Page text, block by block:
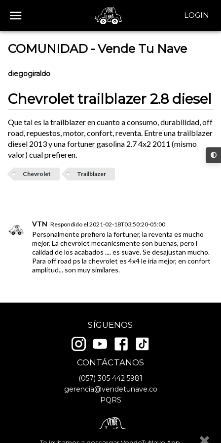
LOGIN
COMUNIDAD - Vende Tu Nave
diegogiraldo
Chevrolet trailblazer 2.8 diesel
Que tal es la trailblazer en cuanto a consumo, durabilidad, off
road, repuestos, motor, confort, reventa. Entre una trailblazer
diesel 2013 y una fortuner gasolina 2.7 4x2 2011 (mismo
valor) cual prefieren.
Chevrolet Trailblazer
VTN Respondido el2021-02-18T03:50:20-05:00
Personalmente prefiero la fortuner, la reventa es mucho
mejor. La chevrolet mecanicsmente son buenas, pero l
calidad de los acabados .... es suave. Se desajustan mucho.
Para off road ps la chevrolet es 4x4 le iria mejor, en confort
amplitud... son muy similares.
SÍGUENOS
CONTÁCTANOS
(057)305 442 5981
gerencia@vendetunave.co
PQRS